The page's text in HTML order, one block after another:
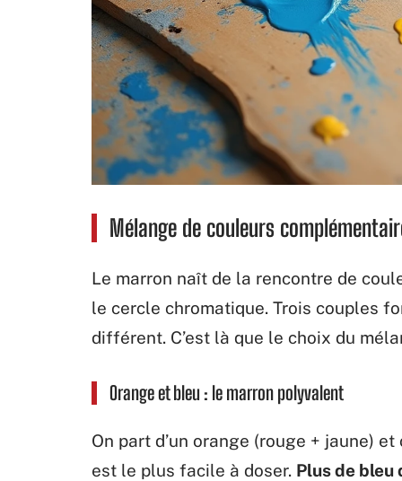
Mélange de couleurs
Le marron naît de la rencontre de
le cercle chromatique. Trois couples
différent. C’est là que le choix du
Orange et bleu : le marron polyvalent
On part d’un orange (rouge + jaune)
est le plus facile à doser. Plus de bleu